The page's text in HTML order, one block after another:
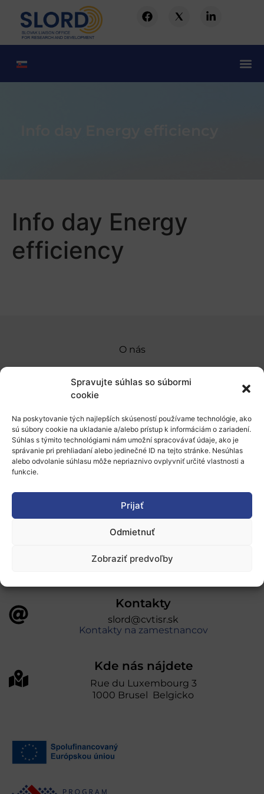
Spravujte súhlas so súbormi
cookie
Na poskytovanie tých najlepších skúseností používame technológie, ako
sú súbory cookie na ukladanie a/alebo prístup k informáciám o zariadení.
Súhlas s týmito technológiami nám umožní spracovávať údaje, ako je
správanie pri prehliadaní alebo jedinečné ID na tejto stránke. Nesúhlas
alebo odvolanie súhlasu môže nepriaznivo ovplyvniť určité vlastnosti a
funkcie.
Prijať
Odmietnuť
Zobraziť predvoľby
Info day Energy
efficiency
O nás
Financovanie a podpora
Stáže a pobyty
Novinky
Ochrana osobných údajov
„Projekt SK4ERA II je spolufinancovaný Európskou
úniou v rámci Programu Slovensko. Portál
prevádzkuje Centrum vedecko-technických
Kontakty
slord@cvtisr.sk
Kontakty na zamestnancov
Kde nás nájdete
Rue du Luxembourg 3
1000 Brusel Belgicko